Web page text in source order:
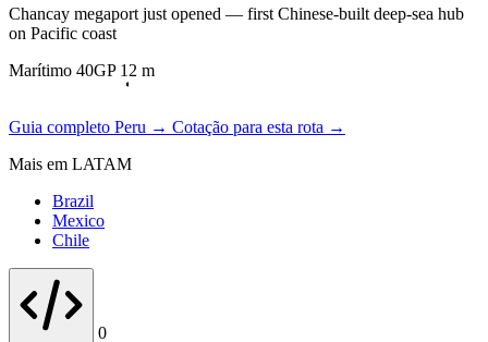
Chancay megaport just opened — first Chinese-built deep-sea hub
on Pacific coast
Marítimo 40GP 12 m
Guia completo Peru → Cotação para esta rota →
Mais em LATAM
Brazil
Mexico
Chile
0